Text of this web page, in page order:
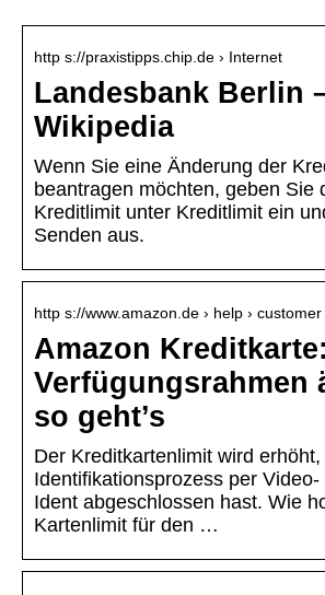
http s://praxistipps.chip.de › Internet
Landesbank Berlin
Wikipedia
Wenn Sie eine Änderung der
beantragen möchten, geben Sie
Kreditlimit unter Kreditlimit ein
Senden aus.
http s://www.amazon.de › help › customer
Amazon Kreditkarte:
Verfügungsrahmen
so geht’s
Der Kreditkartenlimit wird
Identifikationsprozess per
Ident abgeschlossen hast. Wie
Kartenlimit für den …